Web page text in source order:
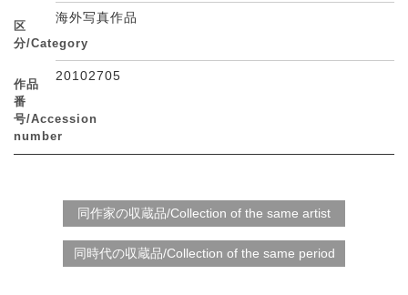
区
分/Category
海外写真作品
作品
番
号/Accession
number
20102705